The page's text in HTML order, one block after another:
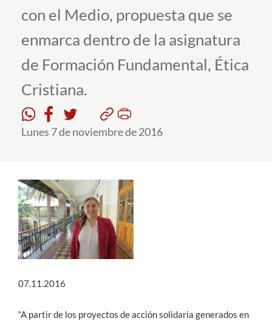
Estudiantes
Académicos
Funcionarios
Alumni
con el Medio, propuesta que se
enmarca dentro de la asignatura
de Formación Fundamental, Ética
Cristiana.
Lunes 7 de noviembre de 2016
07.11.2016
“A partir de los proyectos de acción solidaria generados en